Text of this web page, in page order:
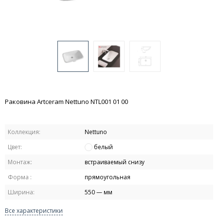
Раковина Artceram Nettuno NTL001 01 00
Коллекция:
Nettuno
Цвет:
белый
Монтаж:
встраиваемый снизу
Форма :
прямоугольная
Ширина:
550 — мм
Все характеристики